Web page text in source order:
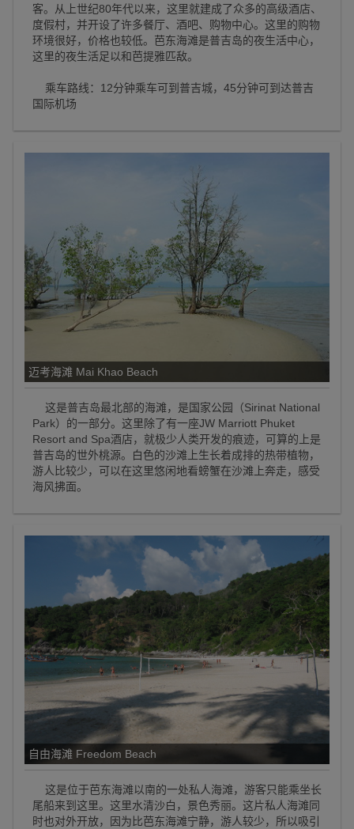
客。从上世纪80年代以来，这里就建成了众多的高级酒店、
度假村，并开设了许多餐厅、酒吧、购物中心。这里的购物
环境很好，价格也较低。芭东海滩是普吉岛的夜生活中心，
这里的夜生活足以和芭提雅匹敌。
乘车路线：12分钟乘车可到普吉城，45分钟可到达普吉
国际机场
迈考海滩 Mai Khao Beach
这是普吉岛最北部的海滩，是国家公园（Sirinat National
Park）的一部分。这里除了有一座JW Marriott Phuket
Resort and Spa酒店，就极少人类开发的痕迹，可算的上是
普吉岛的世外桃源。白色的沙滩上生长着成排的热带植物，
游人比较少，可以在这里悠闲地看螃蟹在沙滩上奔走，感受
海风拂面。
自由海滩 Freedom Beach
这是位于芭东海滩以南的一处私人海滩，游客只能乘坐长
尾船来到这里。这里水清沙白，景色秀丽。这片私人海滩同
时也对外开放，因为比芭东海滩宁静，游人较少，所以吸引